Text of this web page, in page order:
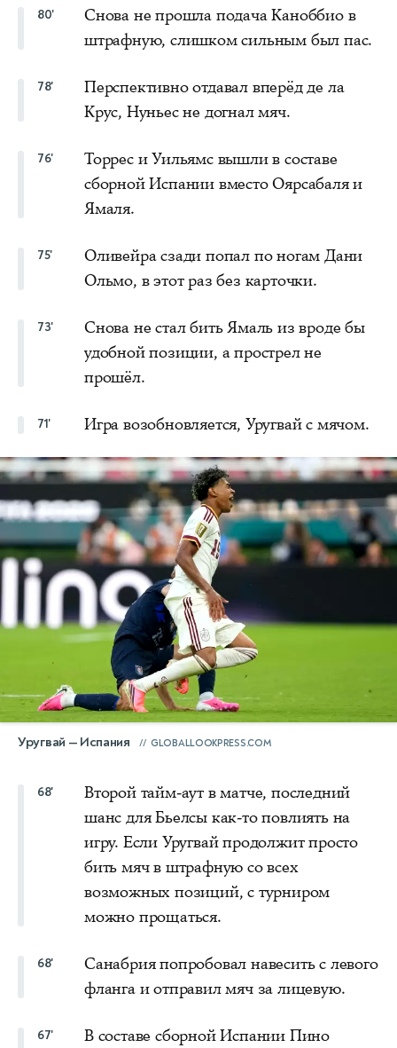
80'
Снова не прошла подача Каноббио в
штрафную, слишком сильным был пас.
78'
Перспективно отдавал вперёд де ла
Крус, Нуньес не догнал мяч.
76'
Торрес и Уильямс вышли в составе
сборной Испании вместо Оярсабаля и
Ямаля.
75'
Оливейра сзади попал по ногам Дани
Ольмо, в этот раз без карточки.
73'
Снова не стал бить Ямаль из вроде бы
удобной позиции, а прострел не
прошёл.
71' Игра возобновляется, Уругвай с мячом.
Уругвай — Испания GLOBALLOOKPRESS.COM
68'
Второй тайм-аут в матче, последний
шанс для Бьелсы как-то повлиять на
игру. Если Уругвай продолжит просто
бить мяч в штрафную со всех
возможных позиций, с турниром
можно прощаться.
68'
Санабрия попробовал навесить с левого
фланга и отправил мяч за лицевую.
67'
В составе сборной Испании Пино